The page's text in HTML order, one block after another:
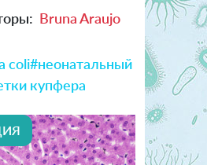
Bruna Araujo
coli#неонатальный
купфера